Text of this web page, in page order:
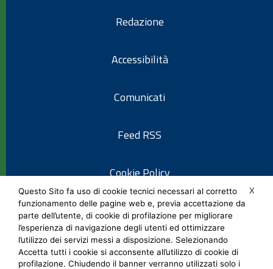
Redazione
Accessibilità
Comunicati
Feed RSS
Cookie Policy
Informativa privacy
Note legali
X
Questo Sito fa uso di cookie tecnici necessari al corretto
funzionamento delle pagine web e, previa accettazione da
parte dell’utente, di cookie di profilazione per migliorare
l’esperienza di navigazione degli utenti ed ottimizzare
l’utilizzo dei servizi messi a disposizione. Selezionando
Accetta tutti i cookie si acconsente all’utilizzo di cookie di
profilazione. Chiudendo il banner verranno utilizzati solo i